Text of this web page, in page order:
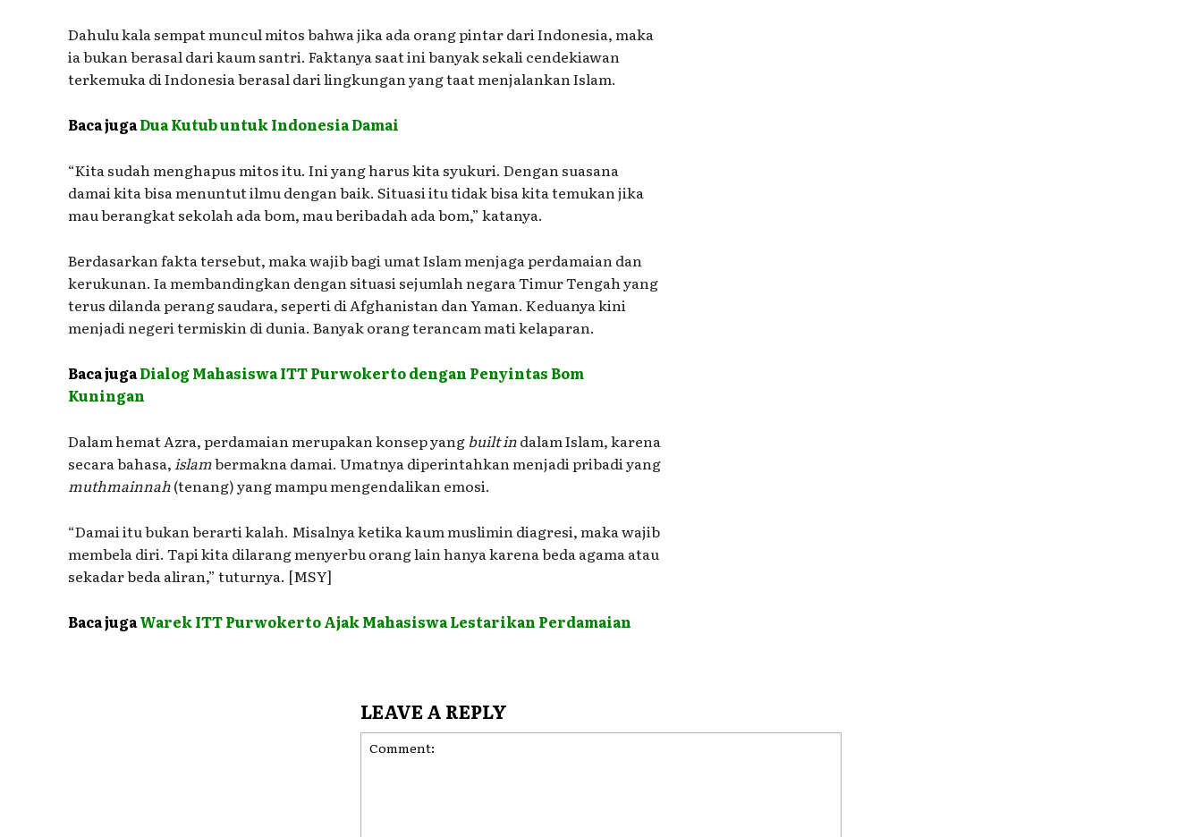
Dahulu kala sempat muncul mitos bahwa jika ada orang pintar dari Indonesia, maka
ia bukan berasal dari kaum santri. Faktanya saat ini banyak sekali cendekiawan
terkemuka di Indonesia berasal dari lingkungan yang taat menjalankan Islam.
Baca jugaDua Kutub untuk Indonesia Damai
“Kita sudah menghapus mitos itu. Ini yang harus kita syukuri. Dengan suasana
damai kita bisa menuntut ilmu dengan baik. Situasi itu tidak bisa kita temukan jika
mau berangkat sekolah ada bom, mau beribadah ada bom,” katanya.
Berdasarkan fakta tersebut, maka wajib bagi umat Islam menjaga perdamaian dan
kerukunan. Ia membandingkan dengan situasi sejumlah negara Timur Tengah yang
terus dilanda perang saudara, seperti di Afghanistan dan Yaman. Keduanya kini
menjadi negeri termiskin di dunia. Banyak orang terancam mati kelaparan.
Baca jugaDialog Mahasiswa ITT Purwokerto dengan Penyintas Bom
Kuningan
Dalam hemat Azra, perdamaian merupakan konsep yangbuilt indalam Islam, karena
secara bahasa,islambermakna damai. Umatnya diperintahkan menjadi pribadi yang
muthmainnah(tenang) yang mampu mengendalikan emosi.
“Damai itu bukan berarti kalah. Misalnya ketika kaum muslimin diagresi, maka wajib
membela diri. Tapi kita dilarang menyerbu orang lain hanya karena beda agama atau
sekadar beda aliran,” tuturnya. [MSY]
Baca jugaWarek ITT Purwokerto Ajak Mahasiswa Lestarikan Perdamaian
LEAVE A REPLY